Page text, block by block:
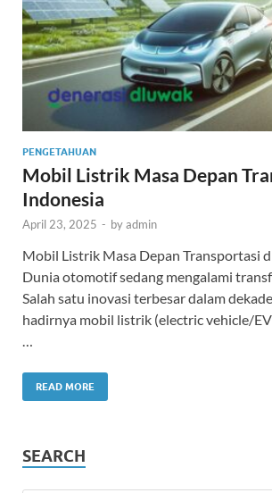
PENGETAHUAN
Mobil Listrik Masa Depan
Indonesia
April 23, 2025 - byadmin
Mobil Listrik Masa Depan Transportasi
Dunia otomotif sedang mengalami
Salah satu inovasi terbesar dalam
hadirnya mobil listrik (electric vehicle/
READ MORE
SEARCH